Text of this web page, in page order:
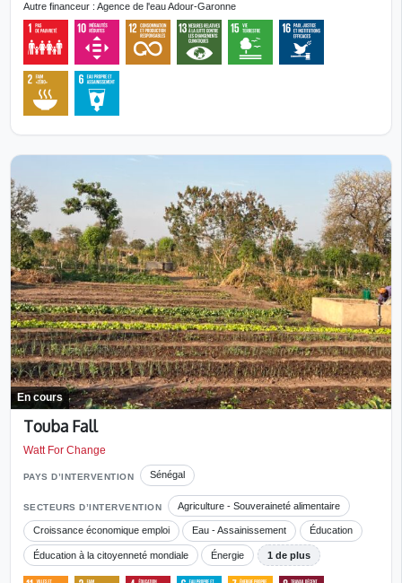
Autre financeur : Agence de l'eau Adour-Garonne
En cours
Touba Fall
Watt For Change
PAYS D’INTERVENTION Sénégal
SECTEURS D’INTERVENTION Agriculture - Souveraineté alimentaire
Croissance économique emploi Eau - Assainissement Éducation
Éducation à la citoyenneté mondiale Énergie 1 de plus